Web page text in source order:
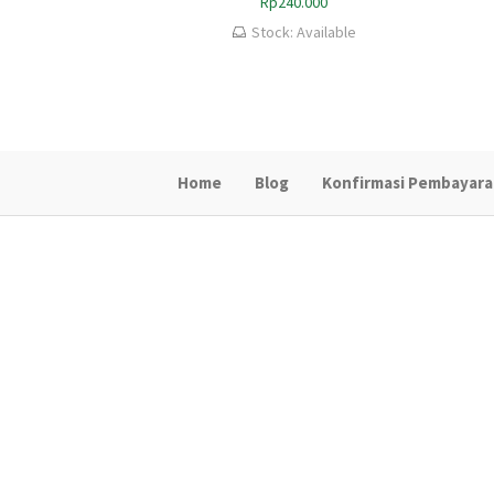
Stock: Available
Home Blog Konfirmasi